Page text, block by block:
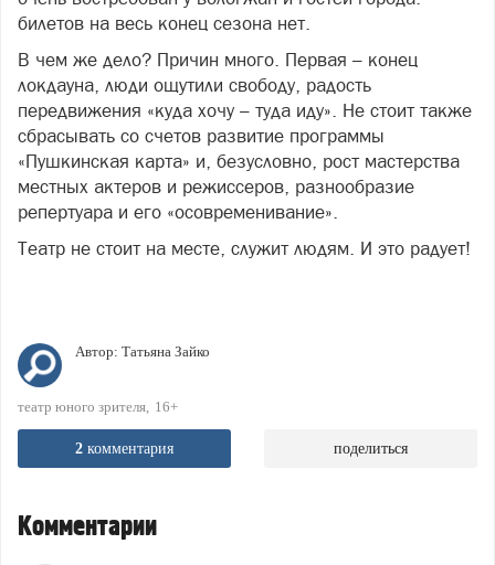
билетов на весь конец сезона нет.
В чем же дело? Причин много. Первая – конец
локдауна, люди ощутили свободу, радость
передвижения «куда хочу – туда иду». Не стоит также
сбрасывать со счетов развитие программы
«Пушкинская карта» и, безусловно, рост мастерства
местных актеров и режиссеров, разнообразие
репертуара и его «осовременивание».
Театр не стоит на месте, служит людям. И это радует!
Автор: Татьяна Зайко
театр юного зрителя 16+
2 комментария поделиться
Комментарии